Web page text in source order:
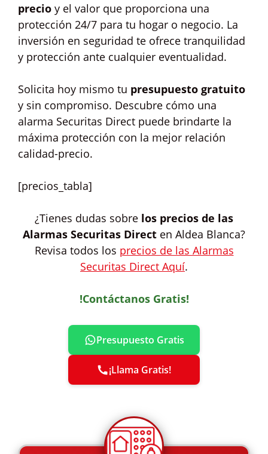
precio y el valor que proporciona una
protección 24/7 para tu hogar o negocio. La
inversión en seguridad te ofrece tranquilidad
y protección ante cualquier eventualidad.
Solicita hoy mismo tu presupuesto gratuito
y sin compromiso. Descubre cómo una
alarma Securitas Direct puede brindarte la
máxima protección con la mejor relación
calidad-precio.
[precios_tabla]
¿Tienes dudas sobre los precios de las
Alarmas Securitas Direct en Aldea Blanca?
Revisa todos los precios de las Alarmas
Securitas Direct Aquí.
!Contáctanos Gratis!
Presupuesto Gratis
¡Llama Gratis!